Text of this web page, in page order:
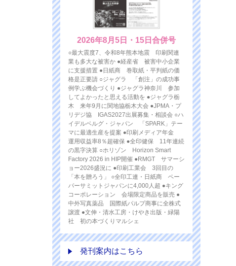
2026年8月5日・15日合併号
○最大震度7、令和8年熊本地震 印刷関連
業も多大な被害か ●経産省 被害中小企業
に支援措置 ●日紙商 巻取紙・平判紙の価
格是正要請 ○ジャグラ 「創注」の成功事
例学ぶ機会づくり ●ジャグラ神奈川 参加
してよかったと思える活動を ●ジャグラ栃
木 来年9月に関地協栃木大会 ●JPMA・プ
リデジ協 IGAS2027出展募集・相談会 ○ハ
イデルベルグ・ジャパン 「SPARK」テー
マに最適生産を提案 ●印刷メディア年金
運用収益率8％超確保 ●全印健保 11年連続
の黒字決算 ○ホリゾン Horizon Smart
Factory 2026 in HIP開催 ●RMGT サマーシ
ョー2026盛況に ●印刷工業会 3回目の
「本を贈ろう」 ○全印工連・日紙商 ペー
パーサミットジャパンに4,000人超 ●キング
コーポレーション 会場限定商品を販売 ●
中外写真薬品 国際紙パルプ商事に全株式
譲渡 ●文伸・清水工房・けやき出版・緑陽
社 初の本づくりマルシェ
発刊案内はこちら